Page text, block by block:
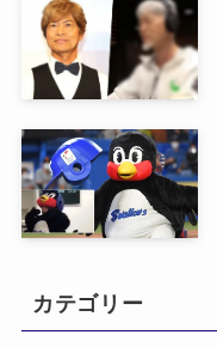
カテゴリー